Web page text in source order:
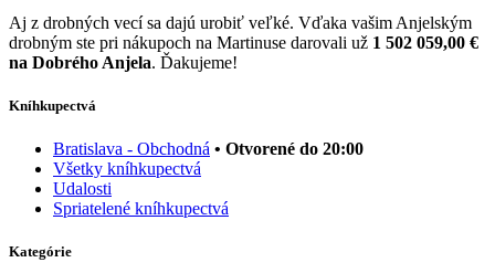
Aj z drobných vecí sa dajú urobiť veľké. Vďaka vašim Anjelským
drobným ste pri nákupoch na Martinuse darovali už 1 502 059,00 €
na Dobrého Anjela. Ďakujeme!
Kníhkupectvá
Bratislava - Obchodná • Otvorené do 20:00
Všetky kníhkupectvá
Udalosti
Spriatelené kníhkupectvá
Kategórie